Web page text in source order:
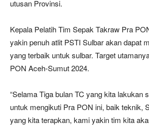
utusan Provinsi.
Kepala Pelatih Tim Sepak Takraw Pra
yakin penuh atlit PSTI Sulbar akan dapat
yang terbaik untuk sulbar. Target
PON Aceh-Sumut 2024.
“Selama Tiga bulan TC yang kita lakukan
untuk mengikuti Pra PON ini, baik teknik,
yang kita terapkan, kami yakin tim kita